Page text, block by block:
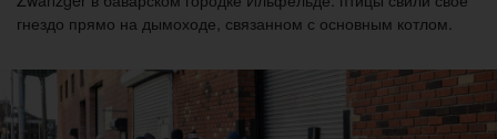
гнездо прямо на дымоходе, связанном с основным котлом.